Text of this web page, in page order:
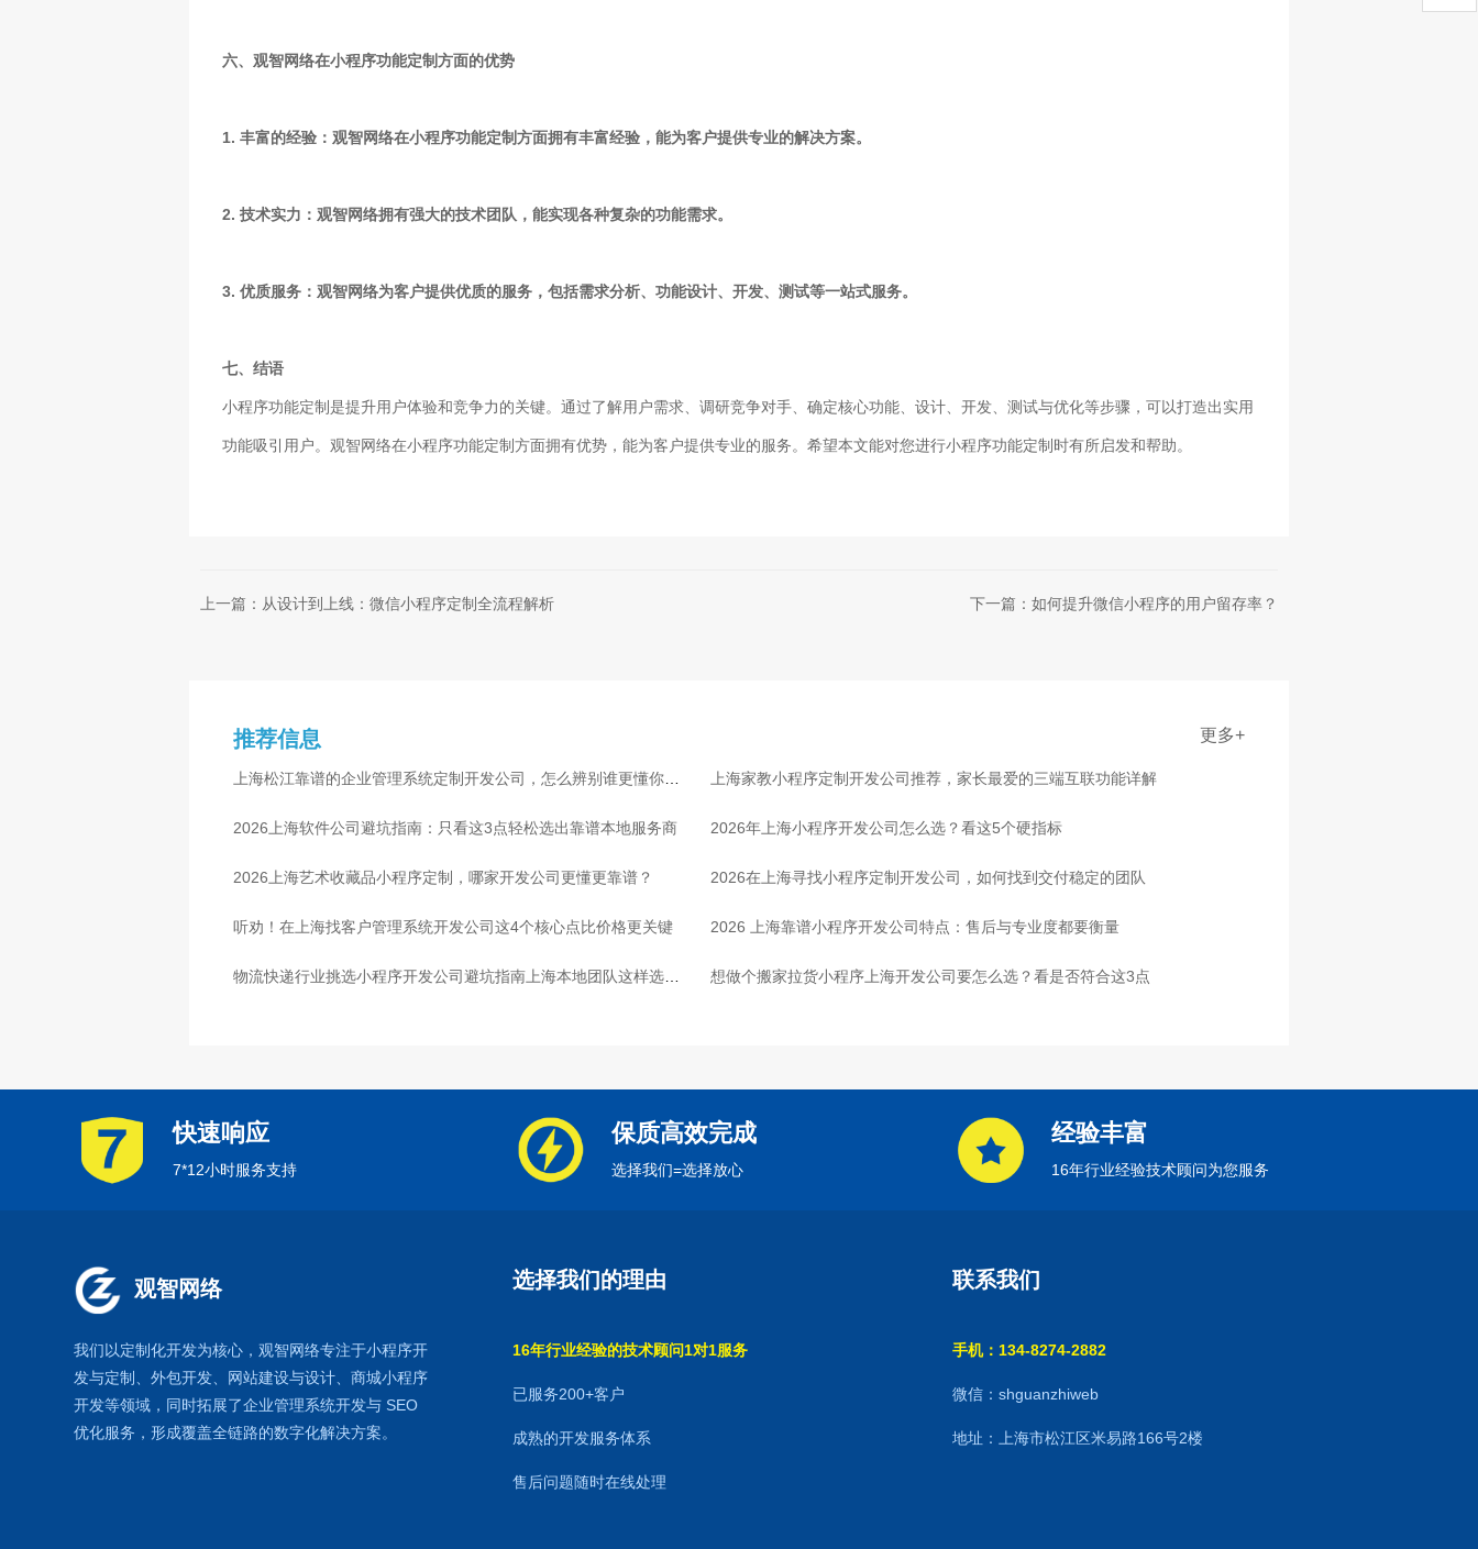
六、观智网络在小程序功能定制方面的优势
1. 丰富的经验：观智网络在小程序功能定制方面拥有丰富经验，能为客户提供专业的解决方案。
2. 技术实力：观智网络拥有强大的技术团队，能实现各种复杂的功能需求。
3. 优质服务：观智网络为客户提供优质的服务，包括需求分析、功能设计、开发、测试等一站式服务。
七、结语
小程序功能定制是提升用户体验和竞争力的关键。通过了解用户需求、调研竞争对手、确定核心功能、设计、开发、测试与优化等步骤，可以打造出实用
功能吸引用户。观智网络在小程序功能定制方面拥有优势，能为客户提供专业的服务。希望本文能对您进行小程序功能定制时有所启发和帮助。
上一篇：从设计到上线：微信小程序定制全流程解析 下一篇：如何提升微信小程序的用户留存率？
推荐信息 更多+
上海松江靠谱的企业管理系统定制开发公司，怎么辨别谁更懂你行
业
上海家教小程序定制开发公司推荐，家长最爱的三端互联功能详解
2026上海软件公司避坑指南：只看这3点轻松选出靠谱本地服务商 2026年上海小程序开发公司怎么选？看这5个硬指标
2026上海艺术收藏品小程序定制，哪家开发公司更懂更靠谱？ 2026在上海寻找小程序定制开发公司，如何找到交付稳定的团队
听劝！在上海找客户管理系统开发公司这4个核心点比价格更关键 2026 上海靠谱小程序开发公司特点：售后与专业度都要衡量
物流快递行业挑选小程序开发公司避坑指南上海本地团队这样选放 想做个搬家拉货小程序上海开发公司要怎么选？看是否符合这3点
快速响应
7*12小时服务支持
保质高效完成
选择我们=选择放心
经验丰富
16年行业经验技术顾问为您服务
观智网络
我们以定制化开发为核心，观智网络专注于小程序开
发与定制、外包开发、 网站建设与设计、商城小程序
开发等领域，同时拓展了企业管理系统开发与 SEO
优化服务，形成覆盖全链路的数字化解决方案。
选择我们的理由
16年行业经验的技术顾问1对1服务
已服务200+客户
成熟的开发服务体系
售后问题随时在线处理
联系我们
手机：134-8274-2882
微信：shguanzhiweb
地址：上海市松江区米易路166号2楼